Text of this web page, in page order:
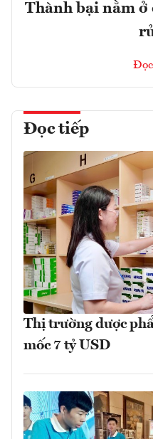
Thành bại nằm ở
Đọc tiếp
Thị trường dược
mốc 7 tỷ USD